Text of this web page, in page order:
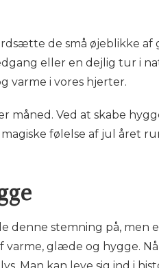
de små øjeblikke af
eller en dejlig tur i
varme i vores hjerter.
måned. Ved at skabe
følelse af jul året
denne stemning på, men
glæde og hygge.